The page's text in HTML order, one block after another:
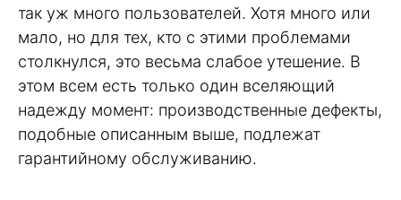
так уж много пользователей. Хотя много или
мало, но для тех, кто с этими проблемами
столкнулся, это весьма слабое утешение. В
этом всем есть только один вселяющий
надежду момент: производственные дефекты,
подобные описанным выше, подлежат
гарантийному обслуживанию.